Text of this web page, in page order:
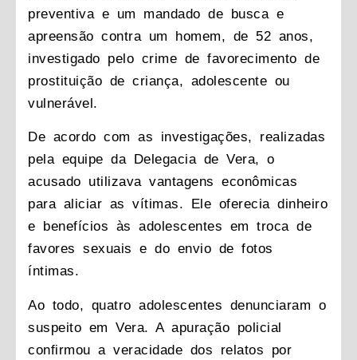
preventiva e um mandado de busca e
apreensão contra um homem, de 52 anos,
investigado pelo crime de favorecimento de
prostituição de criança, adolescente ou
vulnerável.
De acordo com as investigações, realizadas
pela equipe da Delegacia de Vera, o
acusado utilizava vantagens econômicas
para aliciar as vítimas. Ele oferecia dinheiro
e benefícios às adolescentes em troca de
favores sexuais e do envio de fotos
íntimas.
Ao todo, quatro adolescentes denunciaram o
suspeito em Vera. A apuração policial
confirmou a veracidade dos relatos por